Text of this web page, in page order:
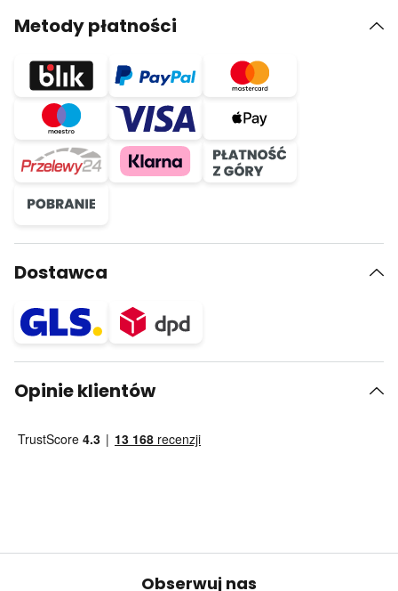
Metody płatności
Dostawca
Opinie klientów
Obserwuj nas